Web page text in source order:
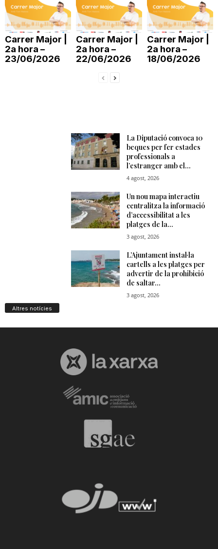
e
T
Carrer Major |
2a hora –
23/06/2026
Carrer Major |
2a hora –
22/06/2026
Carrer Major |
2a hora –
18/06/2026
Altres notícies